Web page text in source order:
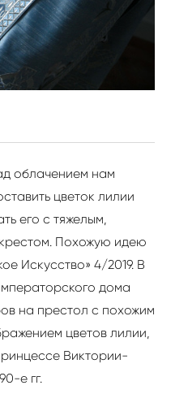
облачением нам
цветок лилии
его с тяжелым,
Похожую идею
Искусство» 4/2019. В
дома
на престол с похожим
цветов лилии,
Виктории-
е гг.